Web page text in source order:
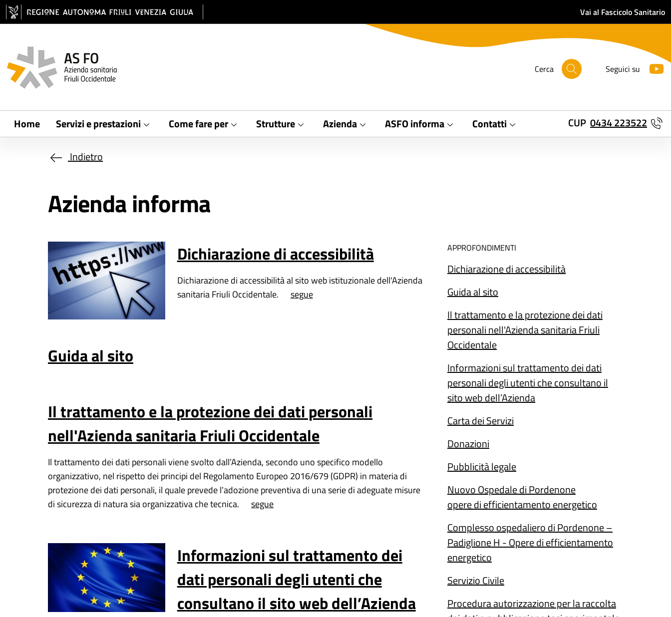
Salta al contenuto principale
Vai al Fascicolo Sanitario
Cerca Seguici su
Home Servizi e prestazioni Come fare per Strutture Azienda ASFO informa Contatti CUP 0434 223522
Indietro
Azienda informa
APPROFONDIMENTI
Dichiarazione di accessibilità
Guida al sito
Il trattamento e la protezione dei dati
personali nell'Azienda sanitaria Friuli
Occidentale
Informazioni sul trattamento dei dati
personali degli utenti che consultano il
sito web dell’Azienda
Carta dei Servizi
Donazioni
Pubblicità legale
Nuovo Ospedale di Pordenone
opere di efficientamento energetico
Complesso ospedaliero di Pordenone –
Padiglione H - Opere di efficientamento
energetico
Servizio Civile
Procedura autorizzazione per la raccolta
Dichiarazione di accessibilità
Dichiarazione di accessibilità al sito web istituzionale dell'Azienda
sanitaria Friuli Occidentale.
segue
Guida al sito
Il trattamento e la protezione dei dati personali
nell'Azienda sanitaria Friuli Occidentale
Il trattamento dei dati personali viene svolto dall’Azienda, secondo uno specifico modello
organizzativo, nel rispetto dei principi del Regolamento Europeo 2016/679 (GDPR) in materia di
protezione dei dati personali, il quale prevede l’adozione preventiva di una serie di adeguate misure
di sicurezza di natura sia organizzativa che tecnica.
segue
Informazioni sul trattamento dei
dati personali degli utenti che
consultano il sito web dell’Azienda